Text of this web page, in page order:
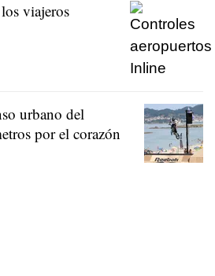
viajeros
urbano del
por el corazón